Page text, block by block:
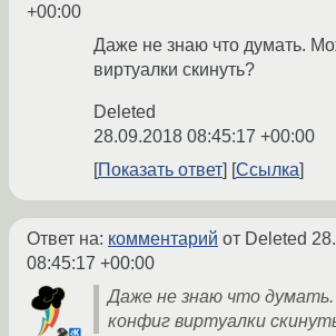
+00:00
Даже не знаю что думать.
виртуалки скинуть?
Deleted
28.09.2018 08:45:17 +00:00
Показать ответ
Ссылка
Ответ на: комментарий от Deleted
08:45:17 +00:00
Даже не знаю что
конфиг виртуалки